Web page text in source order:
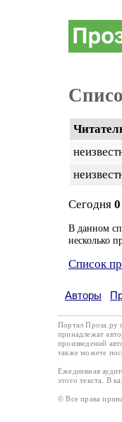
Сегодня 0
В данном
несколько
Список
Авторы
Портал Проза.ру
принадлежат
произведений
также можете
Ежедневная
этого текста. В
© Все права